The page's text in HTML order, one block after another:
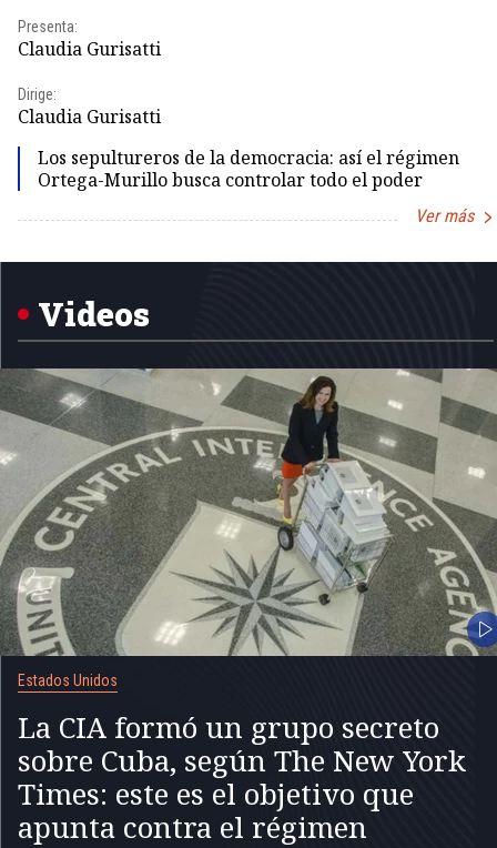
Presenta:
Claudia Gurisatti
Dirige:
Claudia Gurisatti
Los sepultureros de la democracia: así el régimen
Ortega-Murillo busca controlar todo el poder
Ver más
Videos
Estados Unidos
La CIA formó un grupo secreto
sobre Cuba, según The New York
Times: este es el objetivo que
apunta contra el régimen